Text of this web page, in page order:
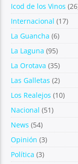
Icod de los Vinos
Internacional (17)
La Guancha (6)
La Laguna (95)
La Orotava (35)
Las Galletas (2)
Los Realejos (10)
Nacional (51)
News (54)
Opinión (3)
Política (3)